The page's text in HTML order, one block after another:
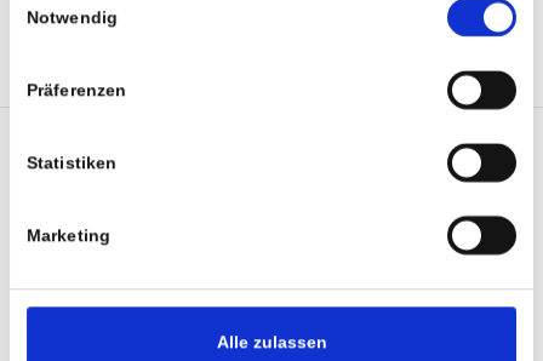
Notwendig
Präferenzen
Statistiken
Marketing
Alle zulassen